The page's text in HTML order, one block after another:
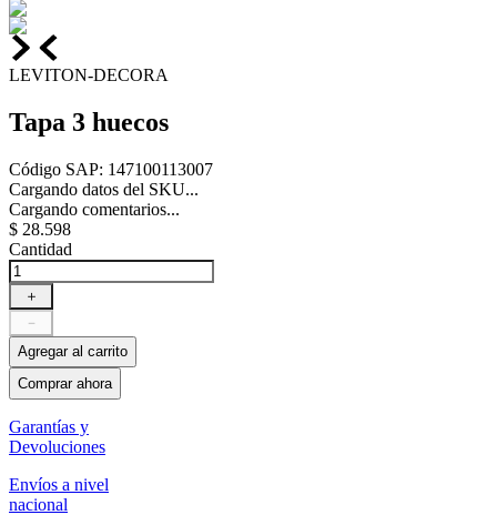
LEVITON-DECORA
Tapa 3 huecos
Código SAP: 147100113007
Cargando datos del SKU...
Cargando comentarios...
$ 28.598
Cantidad
＋
－
Agregar al carrito
Comprar ahora
Garantías y
Devoluciones
Envíos a nivel
nacional